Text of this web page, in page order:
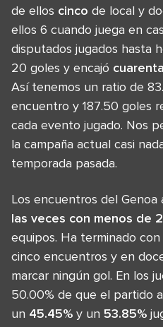
de ellos cinco de local y
ellos 6 cuando juega en
disputados jugados hasta
20 goles y encajó
Así tenemos un ratio de
encuentro y 187.50 goles
cada evento jugado. Nos
la campaña actual casi
temporada pasada.
Los encuentros del Genoa
las veces con menos de
equipos. Ha terminado
cinco encuentros y en
marcar ningún gol. En los
50.00% de que el partido
un 45.45% y un 53.85%